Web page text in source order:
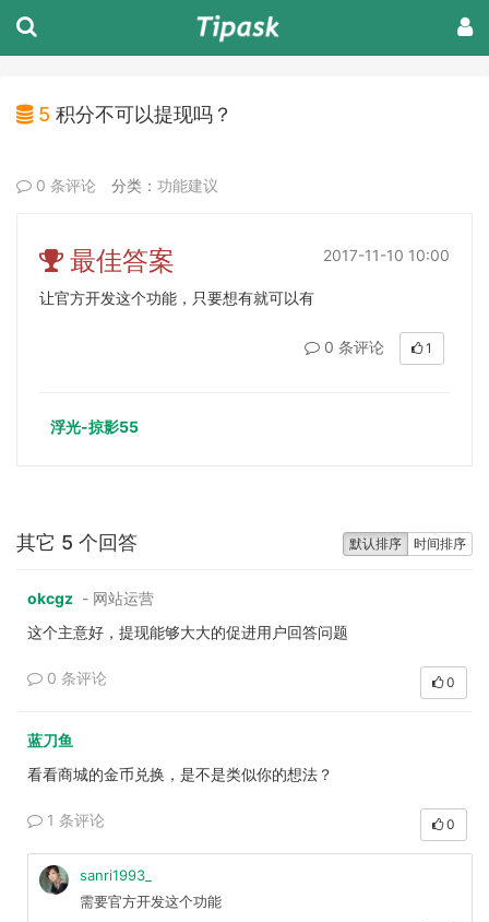
5 积分不可以提现吗？
0 条评论 分类： 功能建议
最佳答案 2017-11-10 10:00
让官方开发这个功能，只要想有就可以有
0 条评论 1
浮光-掠影55
默认排序 时间排序
其它 5 个回答
okcgz - 网站运营
这个主意好，提现能够大大的促进用户回答问题
0 条评论 0
蓝刀鱼
看看商城的金币兑换，是不是类似你的想法？
1 条评论 0
sanri1993_
需要官方开发这个功能